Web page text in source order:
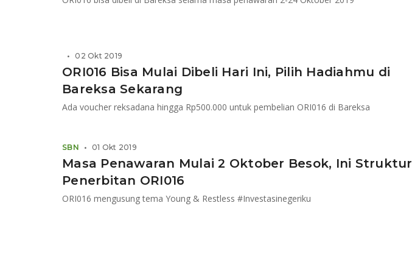
ORI016 Bisa Mulai Dibeli Hari Ini, Pilih Hadiahmu di
Bareksa Sekarang
Ada voucher reksadana hingga Rp500.000 untuk pembelian ORI016 di Bareksa
• 02 Okt 2019
Masa Penawaran Mulai 2 Oktober Besok, Ini Struktur
Penerbitan ORI016
ORI016 mengusung tema Young & Restless #Investasinegeriku
SBN • 01 Okt 2019